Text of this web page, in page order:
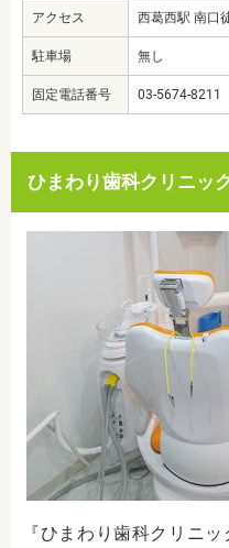
アクセス 西葛西駅 南口
駐車場 無し
固定電話番号 03-5674-8211
ひまわり歯科クリニッ
『ひまわり歯科クリニ